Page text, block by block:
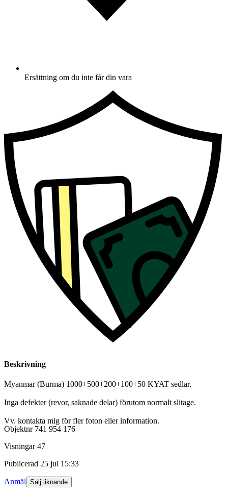
Ersättning om du inte får din vara
Beskrivning
Myanmar (Burma) 1000+500+200+100+50 KYAT sedlar.
Inga defekter (revor, saknade delar) förutom normalt slitage.
Vv. kontakta mig för fler foton eller information.
Objektnr 741 954 176
Visningar 47
Publicerad 25 jul 15:33
Anmäl Sälj liknande